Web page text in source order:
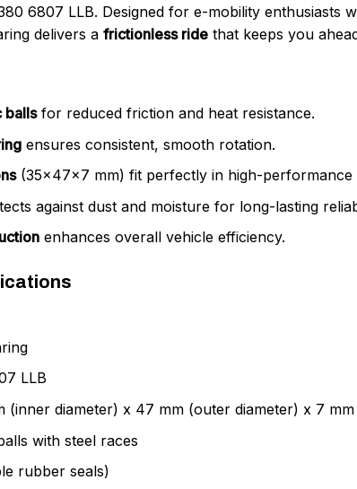
6807 LLB. Designed for e-mobility enthusiasts
delivers a frictionless ride that keeps you
ballsfor reduced friction and heat resistance.
ensures consistent, smooth rotation.
(35x47x7 mm) fit perfectly in high-performance
against dust and moisture for long-lasting
enhances overall vehicle efficiency.
LLB
(inner diameter) x 47 mm (outer diameter) x 7
with steel races
rubber seals)